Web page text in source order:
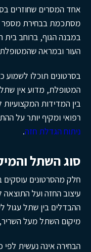
אחד המסרים שחוזרים
מסתכמת בבחירת מספר
במבנה הגוף, ברוחב
העור ובמראה
בסרטונים תוכלו לשמוע
המטופלת, מדוע אין
בין המדידות
רפואי ומקיף יותר על
ניתוח הגדלת חזה.
סוג השתל
חלק מהסרטונים
עיצוב החזה ועל התוצאה
ההבדלים בין שתל עגול
מיקום השתל מעל
הבחירה אינה נעשית